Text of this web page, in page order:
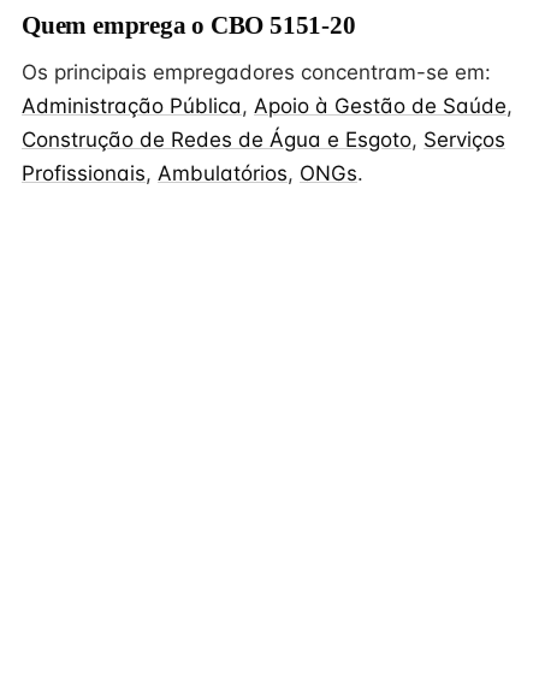
Quem emprega o CBO 5151-20
Os principais empregadores concentram-se em:
Administração Pública, Apoio à Gestão de Saúde,
Construção de Redes de Água e Esgoto, Serviços
Profissionais, Ambulatórios, ONGs.